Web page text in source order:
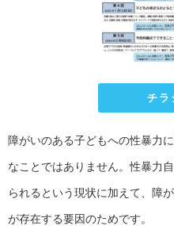
チラ
障がいのある子どもへの性暴力
なことではありません。性暴力
られるという現状に加えて、障
が存在する要因のためです。